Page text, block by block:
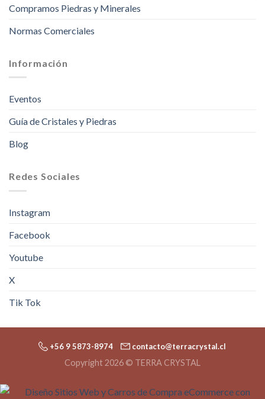
Compramos Piedras y Minerales
Normas Comerciales
Información
Eventos
Guía de Cristales y Piedras
Blog
Redes Sociales
Instagram
Facebook
Youtube
X
Tik Tok
+56 9 5873-8974 contacto@terracrystal.cl
Copyright 2026 © TERRA CRYSTAL